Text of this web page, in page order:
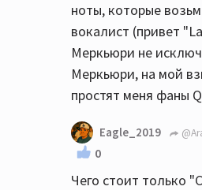
ноты, которые
вокалист (привет
Меркьюри не
Меркьюри, на мой
простят меня фаны
Eagle_2019
0
Чего стоит только